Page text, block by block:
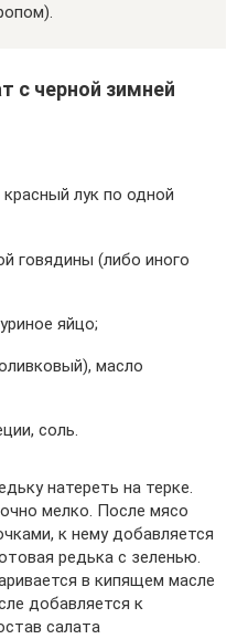
с черной зимней
лук по одной
говядины (либо иного
яйцо;
масло
соль.
натереть на терке.
мелко. После мясо
к нему добавляется
редька с зеленью.
в кипящем масле
добавляется к
салата